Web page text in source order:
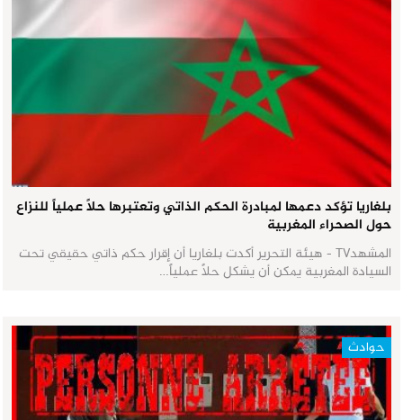
بلغاريا تؤكد دعمها لمبادرة الحكم الذاتي وتعتبرها حلاً عملياً للنزاع
حول الصحراء المغربية
المشهدTV - هيئة التحرير أكدت بلغاريا أن إقرار حكم ذاتي حقيقي تحت
السيادة المغربية يمكن أن يشكل حلاً عملياً…
حوادث